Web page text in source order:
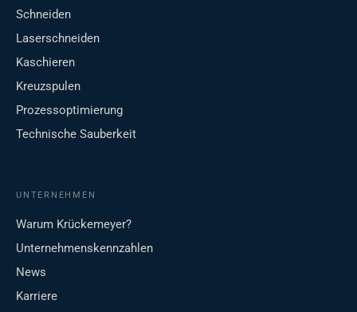
Schneiden
Laserschneiden
Kaschieren
Kreuzspulen
Prozessoptimierung
Technische Sauberkeit
UNTERNEHMEN
Warum Krückemeyer?
Unternehmenskennzahlen
News
Karriere